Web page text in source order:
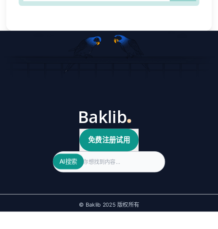
免费注册试用
Search
AI搜索
© Baklib 2025 版权所有